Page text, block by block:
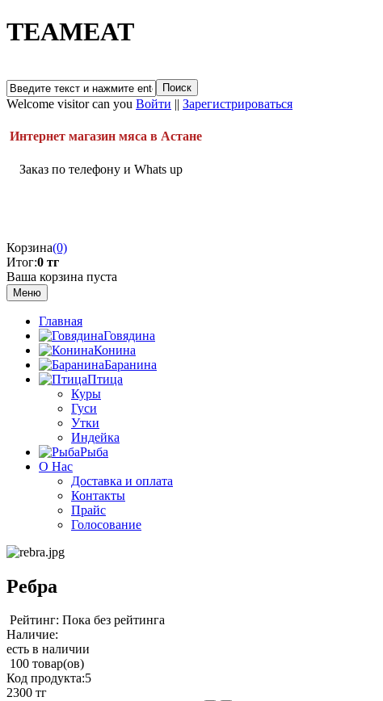
TEAMEAT
Welcome visitor can you Войти || Зарегистрироваться
Интернет магазин мяса в Астане
Заказ по телефону и Whats up
Корзина(0)
Итог:0 тг
Ваша корзина пуста
Меню
Главная
Говядина
Конина
Баранина
Птица
Куры
Гуси
Утки
Индейка
Рыба
О Нас
Доставка и оплата
Контакты
Прайс
Голосование
Ребра
Рейтинг: Пока без рейтинга
Наличие:
есть в наличии
100 товар(ов)
Код продукта:5
2300 тг